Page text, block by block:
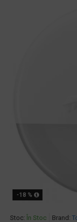
-18 %
Stoc: În Stoc Brand: